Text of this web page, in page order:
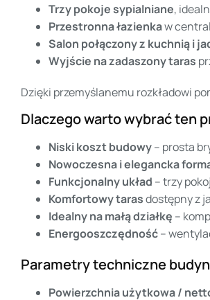
Trzy pokoje sypialniane,
Przestronna łazienkaw
Salon połączony z kuchnią i
Wyjście na zadaszony taras
Dzięki przemyślanemu rozkładowi
Dlaczego warto wybrać ten
Niski koszt budowy– prosta
Nowoczesna i elegancka
Funkcjonalny układ – trzy
Komfortowy tarasdostępny z
Idealny na małą działkę –
Energooszczędność–
Parametry techniczne
Powierzchnia użytkowa /